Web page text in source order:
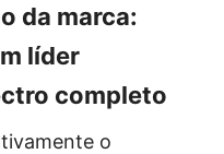
da marca:
líder
completo
o